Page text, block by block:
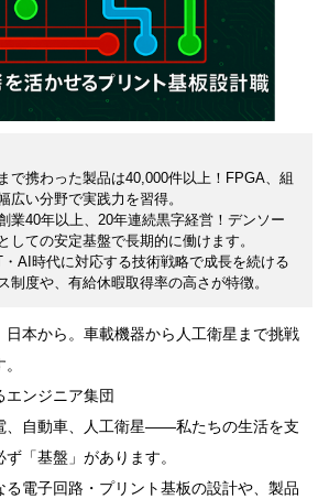
で携わった製品は40,000件以上！FPGA、組
広い分野で実践力を習得。
業40年以上、20年連続黒字経営！デンソー
しての安定基盤で長期的に働けます。
・AI時代に対応する技術戦略で成長を続ける
制度や、有給休暇取得率の高さが特徴。
日本から。車載機器から人工衛星まで挑戦
ンジニア集団
、自動車、人工衛星――私たちの生活を支
「基盤」があります。
る電子回路・プリント基板の設計や、製品